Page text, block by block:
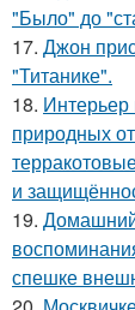
"Было" до
17. Джон
"Титанике".
18.
природных
и
19.
спешке